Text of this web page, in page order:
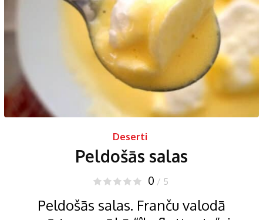
Deserti
Peldošās salas
0 / 5
Peldošās salas. Franču valodā